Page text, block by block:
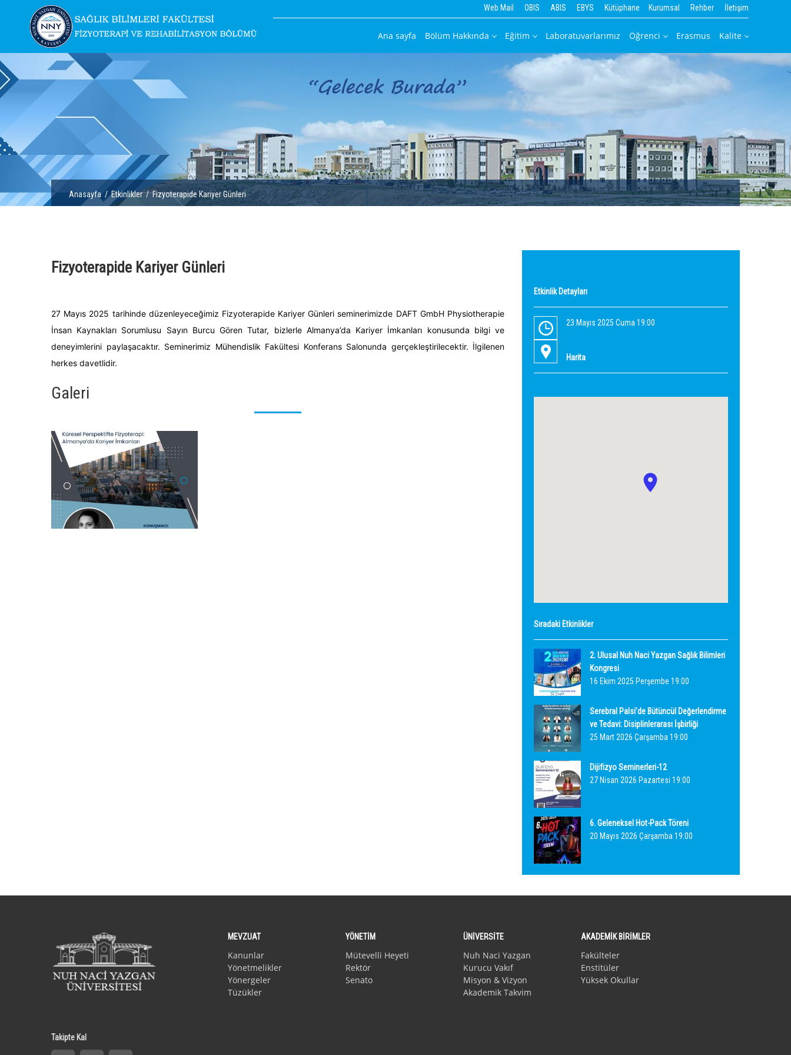
Web Mail OBIS ABIS EBYS Kütüphane Kurumsal Rehber İletişim
Ana sayfa Bölüm Hakkında Eğitim Laboratuvarlarımız Öğrenci Erasmus Kalite
Anasayfa /Etkinlikler/ Fizyoterapide Kariyer Günleri
Fizyoterapide Kariyer Günleri
27 Mayıs 2025 tarihinde düzenleyeceğimiz Fizyoterapide Kariyer Günleri seminerimizde DAFT GmbH Physiotherapie
İnsan Kaynakları Sorumlusu Sayın Burcu Gören Tutar, bizlerle Almanya’da Kariyer İmkanları konusunda bilgi ve
deneyimlerini paylaşacaktır. Seminerimiz Mühendislik Fakültesi Konferans Salonunda gerçekleştirilecektir. İlgilenen
herkes davetlidir.
Galeri
Etkinlik Detayları
23 Mayıs 2025 Cuma 19:00
Harita
Sıradaki Etkinlikler
2. Ulusal Nuh Naci Yazgan Sağlık Bilimleri
Kongresi
16 Ekim 2025 Perşembe 19:00
Serebral Palsi’de Bütüncül Değerlendirme
ve Tedavi: Disiplinlerarası İşbirliği
25 Mart 2026 Çarşamba 19:00
Dijifizyo Seminerleri-12
27 Nisan 2026 Pazartesi 19:00
6. Geleneksel Hot-Pack Töreni
20 Mayıs 2026 Çarşamba 19:00
Takipte Kal
MEVZUAT
Kanunlar
Yönetmelikler
Yönergeler
Tüzükler
YÖNETİM
Mütevelli Heyeti
Rektör
Senato
ÜNİVERSİTE
Nuh Naci Yazgan
Kurucu Vakıf
Misyon & Vizyon
Akademik Takvim
AKADEMİK BİRİMLER
Fakülteler
Enstitüler
Yüksek Okullar